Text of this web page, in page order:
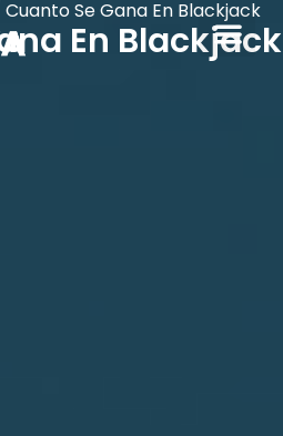
Cuanto Se Gana En Blackjack
En Blackjack